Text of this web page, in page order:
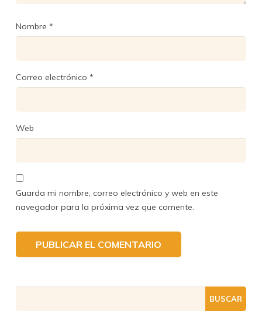
Nombre *
Correo electrónico *
Web
Guarda mi nombre, correo electrónico y web en este
navegador para la próxima vez que comente.